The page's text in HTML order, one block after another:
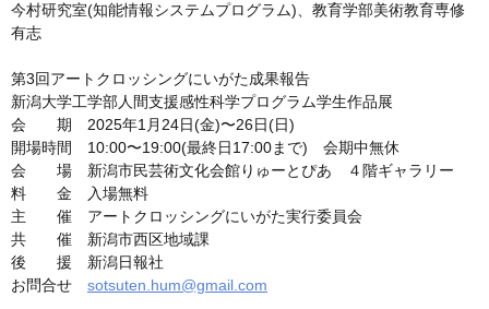
今村研究室(知能情報システムプログラム)、教育学部美術教育専修
有志
第3回アートクロッシングにいがた成果報告
新潟大学工学部人間支援感性科学プログラム学生作品展
会 期 2025年1月24日(金)〜26日(日)
開場時間 10:00〜19:00(最終日17:00まで) 会期中無休
会 場 新潟市民芸術文化会館りゅーとぴあ ４階ギャラリー
料 金 入場無料
主 催 アートクロッシングにいがた実行委員会
共 催 新潟市西区地域課
後 援 新潟日報社
お問合せ sotsuten.hum@gmail.com